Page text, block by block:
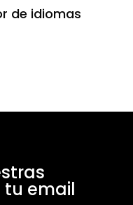
de idiomas
tu email